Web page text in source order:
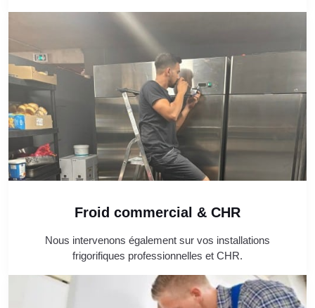
Froid commercial & CHR
Nous intervenons également sur vos installations
frigorifiques professionnelles et CHR.